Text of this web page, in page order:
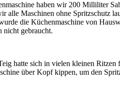
haben wir 200 Milliliter
Maschinen ohne Spritzschutz
die Küchenmaschine von
nicht gebraucht.
hatte sich in vielen kleinen Ritzen
über Kopf kippen, um den